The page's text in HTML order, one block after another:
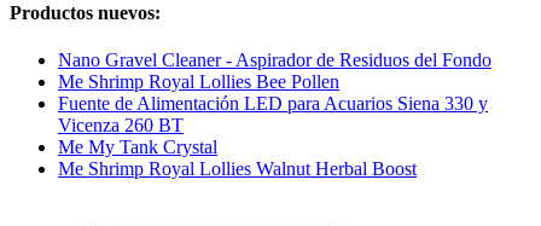
Productos nuevos:
Nano Gravel Cleaner - Aspirador de Residuos del Fondo
Me Shrimp Royal Lollies Bee Pollen
Fuente de Alimentación LED para Acuarios Siena 330 y
Vicenza 260 BT
Me My Tank Crystal
Me Shrimp Royal Lollies Walnut Herbal Boost